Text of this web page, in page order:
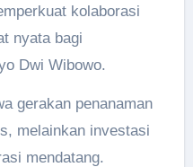
kolaborasi
nyata bagi
Dwi Wibowo.
gerakan penanaman
melainkan investasi
mendatang.